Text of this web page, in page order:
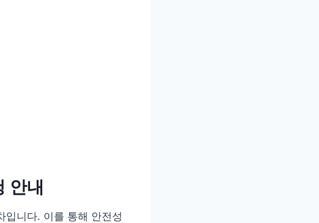
안내
입니다. 이를 통해 안전성